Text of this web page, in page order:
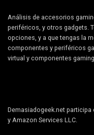
Análisis de accesorios
periféricos, y otros gadgets.
opciones, y a que tengas la
componentes y periféricos
virtual y componentes
Demasiadogeek.net participa
y Amazon Services LLC.